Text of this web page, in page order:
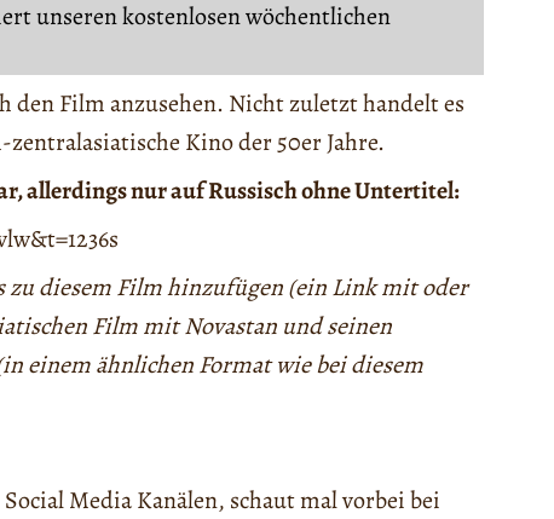
unseren kostenlosen wöchentlichen
den Film anzusehen. Nicht zuletzt handelt es
Kino der 50er Jahre.
allerdings nur auf Russisch ohne Untertitel:
diesem Film hinzufügen (ein Link mit oder
Film mit Novastan und seinen
einem ähnlichen Format wie bei diesem
Media Kanälen, schaut mal vorbei bei